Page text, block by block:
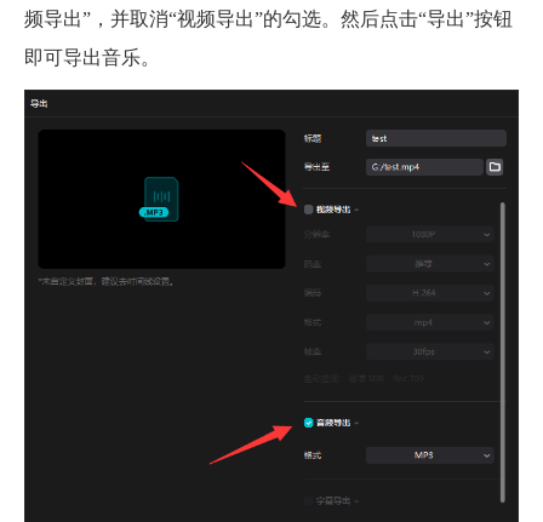
频导出”，并取消“视频导出”的勾选。然后点击“导出”按钮
即可导出音乐。